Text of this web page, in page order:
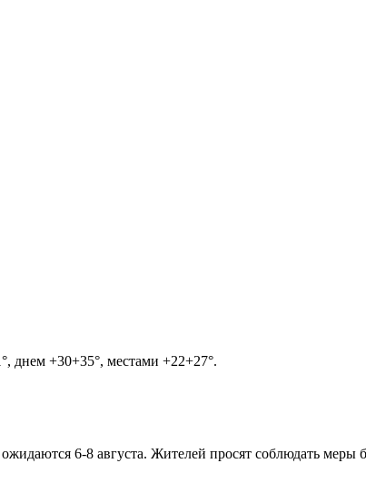
днем +30+35°, местами +22+27°.
6-8 августа. Жителей просят соблюдать меры